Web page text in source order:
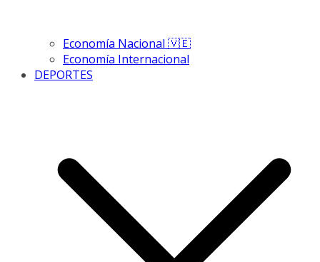
Economía Nacional 🇻🇪
Economía Internacional
DEPORTES